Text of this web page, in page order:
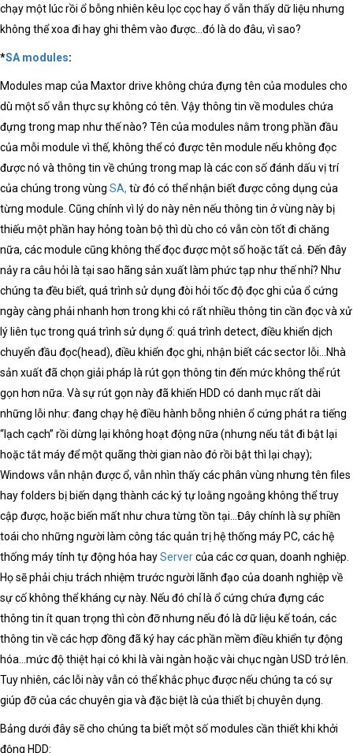
chạy một lúc rồi ổ bỗng nhiên kêu lọc cọc hay ổ vẫn thấy dữ liệu nhưng
không thể xoa đi hay ghi thêm vào được…đó là do đâu, vì sao?
*SA modules:
Modules map của Maxtor drive không chứa đựng tên của modules cho
dù một số vẫn thực sự không có tên. Vậy thông tin về modules chứa
đựng trong map như thế nào? Tên của modules nằm trong phần đầu
của mỗi module vì thế, không thể có được tên module nếu không đọc
được nó và thông tin về chúng trong map là các con số đánh dấu vị trí
của chúng trong vùng SA, từ đó có thể nhận biết được công dụng của
từng module. Cũng chính vì lý do này nên nếu thông tin ở vùng này bị
thiếu một phần hay hỏng toàn bộ thì dù cho có vẫn còn tốt đi chăng
nữa, các module cũng không thể đọc được một số hoặc tất cả. Đến đây
nảy ra câu hỏi là tại sao hãng sản xuất làm phức tạp như thế nhỉ? Như
chúng ta đều biết, quá trình sử dụng đòi hỏi tốc độ đọc ghi của ổ cứng
ngày càng phải nhanh hơn trong khi có rất nhiều thông tin cần đọc và xử
lý liên tục trong quá trình sử dụng ổ: quá trình detect, điều khiển dịch
chuyển đầu đọc(head), điều khiển đọc ghi, nhận biết các sector lỗi…Nhà
sản xuất đã chọn giải pháp là rút gọn thông tin đến mức không thể rút
gọn hơn nữa. Và sự rút gọn này đã khiến HDD có danh mục rất dài
những lỗi như: đang chạy hệ điều hành bỗng nhiên ổ cứng phát ra tiếng
“lạch cạch” rồi dừng lại không hoạt động nữa (nhưng nếu tắt đi bật lại
hoặc tắt máy để một quãng thời gian nào đó rồi bật thì lại chạy);
Windows vẫn nhận được ổ, vẫn nhìn thấy các phân vùng nhưng tên files
hay folders bị biến dạng thành các ký tự loằng ngoằng không thể truy
cập được, hoặc biến mất như chưa từng tồn tại…Đây chính là sự phiền
toái cho những người làm công tác quản trị hệ thống máy PC, các hệ
thống máy tính tự động hóa hayServercủa các cơ quan, doanh nghiệp.
Họ sẽ phải chịu trách nhiệm trước người lãnh đạo của doanh nghiệp về
sự cố không thể kháng cự này. Nếu đó chỉ là ổ cứng chứa đựng các
thông tin ít quan trọng thì còn đỡ nhưng nếu đó là dữ liệu kế toán, các
thông tin về các hợp đồng đã ký hay các phần mềm điều khiển tự động
hóa…mức độ thiệt hại có khi là vài ngàn hoặc vài chục ngàn USD trở lên.
Tuy nhiên, các lỗi này vẫn có thể khắc phục được nếu chúng ta có sự
giúp đỡ của các chuyên gia và đặc biệt là của thiết bị chuyên dụng.
Bảng dưới đây sẽ cho chúng ta biết một số modules cần thiết khi khởi
động HDD: